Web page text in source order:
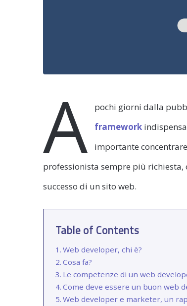
A pochi giorni dalla
framework
importante
professionista sempre più
successo di un sito web.
Table of Contents
Web developer, chi è?
Cosa fa?
Le competenze di un web
Come deve essere un buon web
Web developer e marketer, un